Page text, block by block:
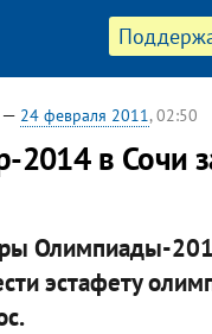
— 24 февраля 2011, 02:50
2014 в Сочи
Олимпиады-
эстафету